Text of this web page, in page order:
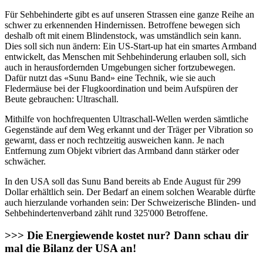
Für Sehbehinderte gibt es auf unseren Strassen eine ganze Reihe an
schwer zu erkennenden Hindernissen. Betroffene bewegen sich
deshalb oft mit einem Blindenstock, was umständlich sein kann.
Dies soll sich nun ändern: Ein US-Start-up hat ein smartes Armband
entwickelt, das Menschen mit Sehbehinderung erlauben soll, sich
auch in herausfordernden Umgebungen sicher fortzubewegen.
Dafür nutzt das «Sunu Band» eine Technik, wie sie auch
Fledermäuse bei der Flugkoordination und beim Aufspüren der
Beute gebrauchen: Ultraschall.
Mithilfe von hochfrequenten Ultraschall-Wellen werden sämtliche
Gegenstände auf dem Weg erkannt und der Träger per Vibration so
gewarnt, dass er noch rechtzeitig ausweichen kann. Je nach
Entfernung zum Objekt vibriert das Armband dann stärker oder
schwächer.
In den USA soll das Sunu Band bereits ab Ende August für 299
Dollar erhältlich sein. Der Bedarf an einem solchen Wearable dürfte
auch hierzulande vorhanden sein: Der Schweizerische Blinden- und
Sehbehindertenverband zählt rund 325'000 Betroffene.
>>> Die Energiewende kostet nur? Dann schau dir
mal die Bilanz der USA an!